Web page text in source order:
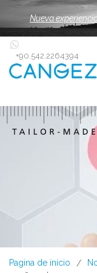
Nueva
+90.542.2264394
Pagina de inicio /